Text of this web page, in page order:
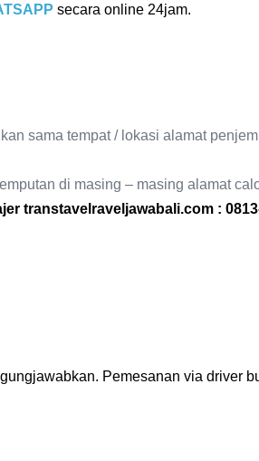
secara online 24jam.
sama tempat / lokasi alamat
di masing – masing alamat
transtavelraveljawabali.com :
Pemesanan via driver